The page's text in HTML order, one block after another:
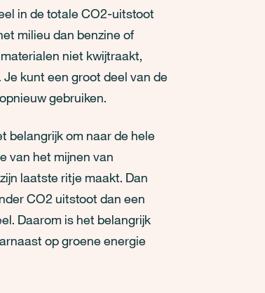
in de totale CO2-uitstoot
milieu dan benzine of
niet kwijtraakt,
kunt een groot deel van de
gebruiken.
belangrijk om naar de hele
van het mijnen van
laatste ritje maakt. Dan
CO2 uitstoot dan een
Daarom is het belangrijk
op groene energie